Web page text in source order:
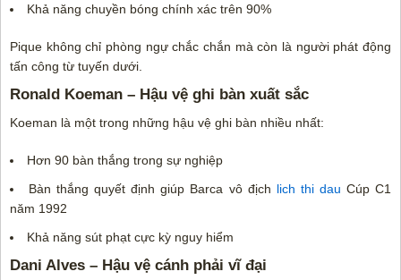
Khả năng chuyền bóng chính xác trên 90%
Pique không chỉ phòng ngự chắc chắn mà còn là người phát động
tấn công từ tuyến dưới.
Ronald Koeman – Hậu vệ ghi bàn xuất sắc
Koeman là một trong những hậu vệ ghi bàn nhiều nhất:
Hơn 90 bàn thắng trong sự nghiệp
Bàn thắng quyết định giúp Barca vô địch lich thi dau Cúp C1
năm 1992
Khả năng sút phạt cực kỳ nguy hiểm
Dani Alves – Hậu vệ cánh phải vĩ đại